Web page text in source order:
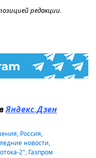
редакции.
Яндекс.Дзен
, Россия,
новости,
2", Газпром